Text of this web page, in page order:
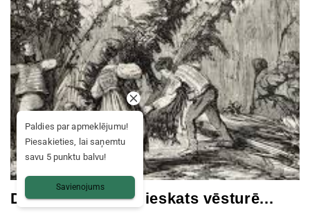
Definīcijas un īss ieskats vēsturē...
Paldies par apmeklējumu!
Piesakieties, lai saņemtu
savu 5 punktu balvu!
Savienojums